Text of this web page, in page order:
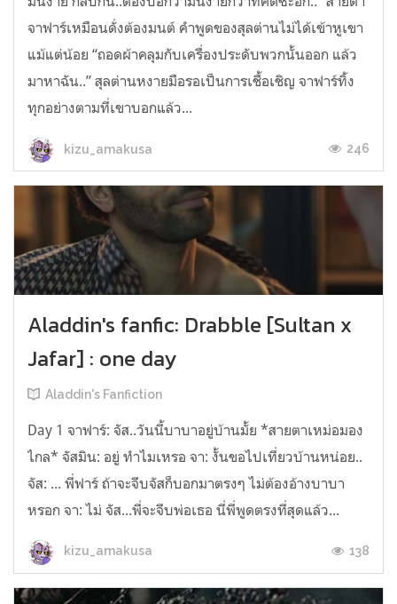
จาฟาร์เหมือนดั่งต้องมนต์ คำพูดของสุลต่านไม่ได้เข้าหูเขา
แม้แต่น้อย “ถอดผ้าคลุมกับเครื่องประดับพวกนั้นออก แล้ว
มาหาฉัน..” สุลต่านหงายมือรอเป็นการเชื้อเชิญ จาฟาร์ทิ้ง
ทุกอย่างตามที่เขาบอกแล้ว...
kizu_amakusa 246
Aladdin's fanfic: Drabble [Sultan x
Jafar] : one day
Aladdin's Fanfiction
Day 1 จาฟาร์: จัส..วันนี้บาบาอยู่บ้านมั้ย *สายตาเหม่อมอง
ไกล* จัสมิน: อยู่ ทำไมเหรอ จา: งั้นขอไปเที่ยวบ้านหน่อย..
จัส: ... พี่ฟาร์ ถ้าจะจีบจัสก็บอกมาตรงๆ ไม่ต้องอ้างบาบา
หรอก จา: ไม่ จัส...พี่จะจีบพ่อเธอ นี่พี่พูดตรงที่สุดแล้ว...
kizu_amakusa 138